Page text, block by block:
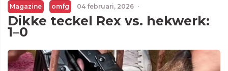
Magazine omfg 04 februari, 2026 ·
Dikke teckel Rex vs. hekwerk:
1–0